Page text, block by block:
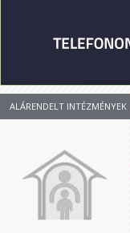
ALÁRENDELT INTÉZMÉNYEK